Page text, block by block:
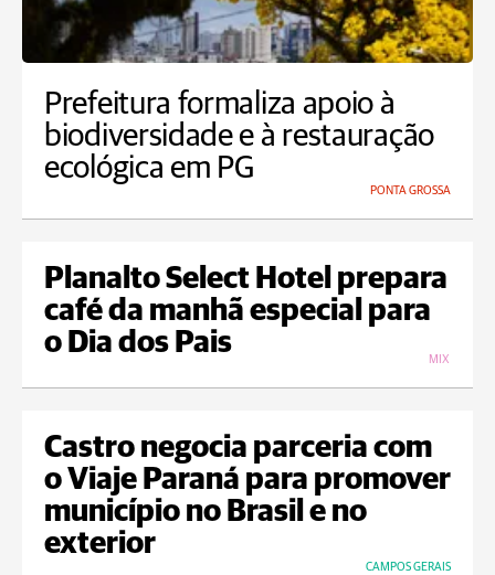
Prefeitura formaliza apoio à
biodiversidade e à restauração
ecológica em PG
PONTA GROSSA
Planalto Select Hotel prepara
café da manhã especial para
o Dia dos Pais
MIX
Castro negocia parceria com
o Viaje Paraná para promover
município no Brasil e no
exterior
CAMPOS GERAIS